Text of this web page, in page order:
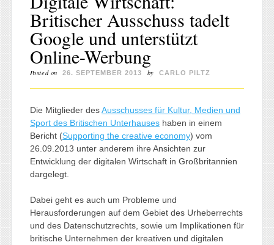
Britischer Ausschuss tadelt
Google und unterstützt
Online-Werbung
Posted on 26. SEPTEMBER 2013 by CARLO PILTZ
Die Mitglieder desAusschusses für Kultur, Medien und
Sport des Britischen Unterhauseshaben in einem
Bericht (Supporting the creative economy) vom
26.09.2013 unter anderem ihre Ansichten zur
Entwicklung der digitalen Wirtschaft in Großbritannien
dargelegt.
Dabei geht es auch um Probleme und
Herausforderungen auf dem Gebiet des Urheberrechts
und des Datenschutzrechts, sowie um Implikationen für
britische Unternehmen der kreativen und digitalen